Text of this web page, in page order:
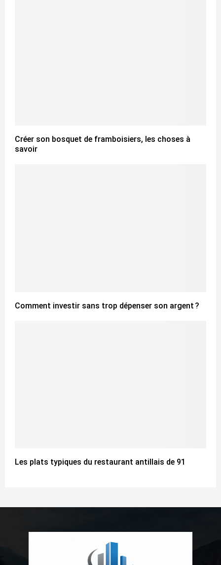
Créer son bosquet de framboisiers, les choses à
savoir
Comment investir sans trop dépenser son argent ?
Les plats typiques du restaurant antillais de 91